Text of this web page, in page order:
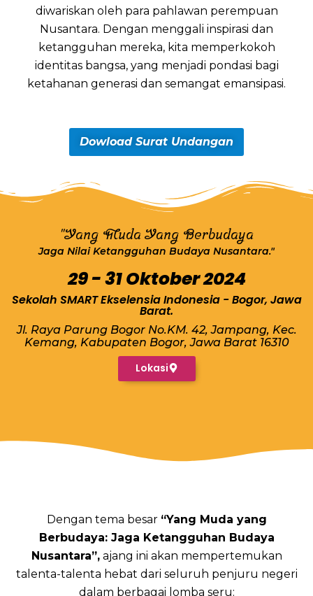
diwariskan oleh para pahlawan perempuan
Nusantara. Dengan menggali inspirasi dan
ketangguhan mereka, kita memperkokoh
identitas bangsa, yang menjadi pondasi bagi
ketahanan generasi dan semangat emansipasi.
Dowload Surat Undangan
"Yang Muda Yang Berbudaya
Jaga Nilai Ketangguhan Budaya Nusantara."
29 - 31 Oktober 2024
Sekolah SMART Ekselensia Indonesia - Bogor, Jawa
Barat.
Jl. Raya Parung Bogor No.KM. 42, Jampang, Kec.
Kemang, Kabupaten Bogor, Jawa Barat 16310
Lokasi
Dengan tema besar “Yang Muda yang
Berbudaya: Jaga Ketangguhan Budaya
Nusantara”,ajang ini akan mempertemukan
talenta-talenta hebat dari seluruh penjuru negeri
dalam berbagai lomba seru: